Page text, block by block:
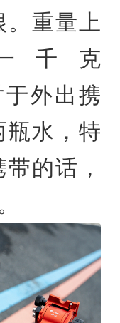
。重量上
千克
于外出携
瓶水，特
的话，